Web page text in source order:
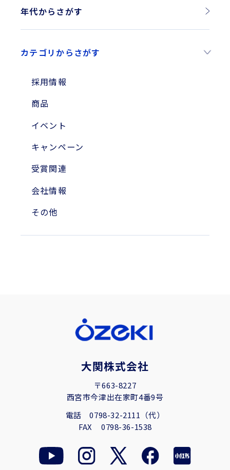
年代からさがす
2025年
2024年
2023年
2010年
2004年
カテゴリからさがす
採用情報
商品
イベント
キャンペーン
受賞関連
会社情報
その他
大関株式会社
〒663-8227
西宮市今津出在家町4番9号
電話0798-32-2111（代）
FAX 0798-36-1538